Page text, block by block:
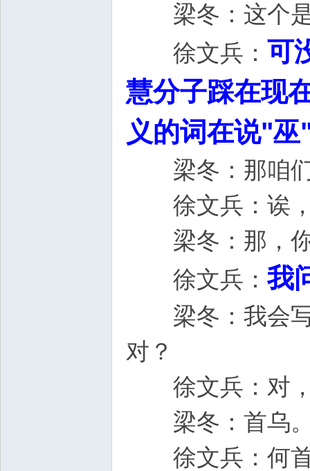
梁冬：这个
徐文兵： 可
慧分子踩在现
义的词在说"巫
梁冬：那咱
徐文兵：诶，
梁冬：那，你
徐文兵： 我
梁冬：我会写
对？
徐文兵：对，
梁冬：首乌
徐文兵：何